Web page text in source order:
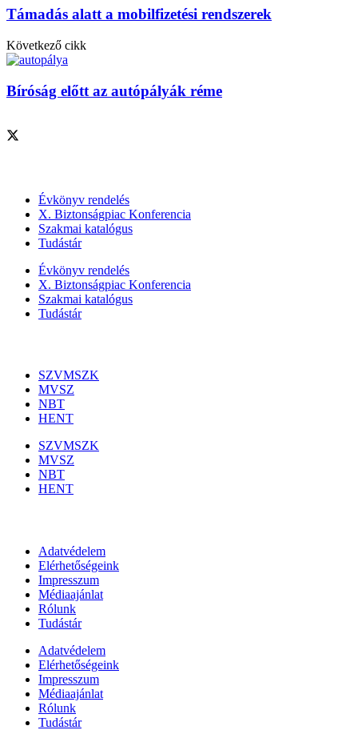
Támadás alatt a mobilfizetési rendszerek
Következő cikk
Bíróság előtt az autópályák réme
Évkönyv rendelés
X. Biztonságpiac Konferencia
Szakmai katalógus
Tudástár
Évkönyv rendelés
X. Biztonságpiac Konferencia
Szakmai katalógus
Tudástár
SZVMSZK
MVSZ
NBT
HENT
SZVMSZK
MVSZ
NBT
HENT
Adatvédelem
Elérhetőségeink
Impresszum
Médiaajánlat
Rólunk
Tudástár
Adatvédelem
Elérhetőségeink
Impresszum
Médiaajánlat
Rólunk
Tudástár